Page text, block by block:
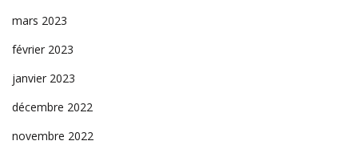
mars 2023
février 2023
janvier 2023
décembre 2022
novembre 2022